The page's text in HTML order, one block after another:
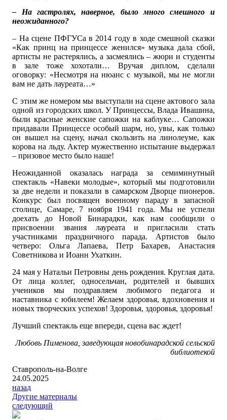
– На гастролях, наверное, было много смешного и
неожиданного?
– На сцене ПФГУСа в 2014 году в ходе смешной сказки
«Как принц на принцессе женился» музыка дала сбой,
артисты не растерялись, а засмеялись – жюри и студенты
в зале тоже хохотали… Вручая диплом, сделали
оговорку: «Несмотря на нюанс с музыкой, мы не могли
вам не дать лауреата…»
С этим же номером мы выступали на сцене актового зала
одной из городских школ. У Принцессы, Влада Ивашина,
были красные женские сапожки на каблуке… Сапожки
придавали Принцессе особый шарм, но, увы, как только
он вышел на сцену, начал скользить на линолеуме, как
корова на льду. Актер мужественно испытание выдержал
– призовое место было наше!
Неожиданной оказалась награда за семиминутный
спектакль «Навеки молодые», который мы подготовили
за две недели и показали в самарском Дворце пионеров.
Конкурс был посвящен военному параду в запасной
столице, Самаре, 7 ноября 1941 года. Мы не успели
доехать до Новой Бинарадки, как нам сообщили о
присвоении звания лауреата и пригласили стать
участниками праздничного парада. Артистов было
четверо: Ольга Лапаева, Петр Бахарев, Анастасия
Советникова и Иоанн Ухаткин.
24 мая у Натальи Петровны день рождения. Круглая дата.
От лица коллег, односельчан, родителей и бывших
учеников мы поздравляем любимого педагога и
наставника с юбилеем! Желаем здоровья, вдохновения и
новых творческих успехов! Здоровья, здоровья, здоровья!
Лучший спектакль еще впереди, сцена вас ждет!
Любовь Пименова, заведующая новобинарадской сельской
библиотекой
Ставрополь-на-Волге
24.05.2025
назад
Другие материалы
следующий